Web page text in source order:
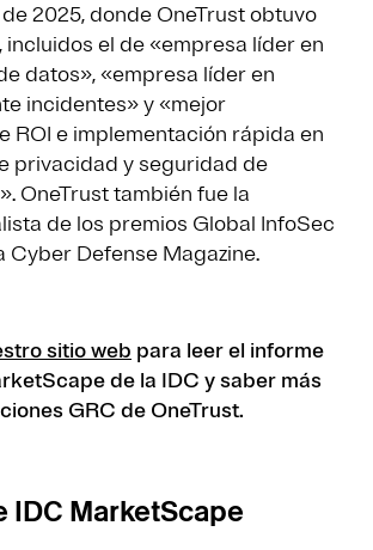
2025, donde OneTrust obtuvo
incluidos el de «empresa líder en
datos», «empresa líder en
incidentes» y «mejor
ROI e implementación rápida en
privacidad y seguridad de
OneTrust también fue la
de los premios Global InfoSec
Cyber Defense Magazine.
sitio web para leer el informe
de la IDC y saber más
GRC de OneTrust.
IDC MarketScape